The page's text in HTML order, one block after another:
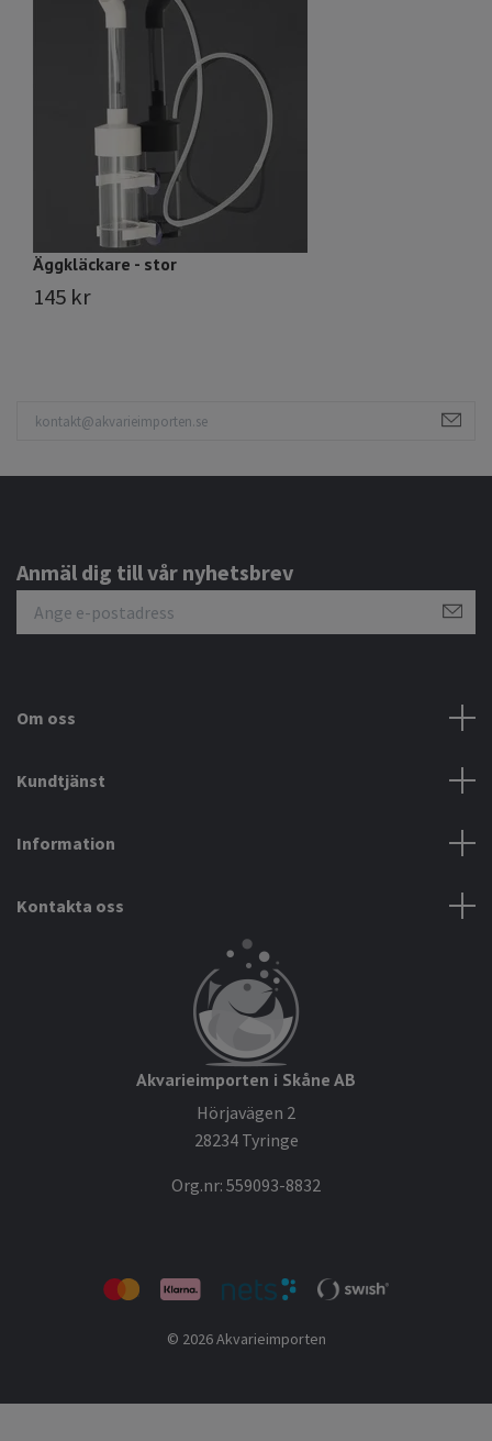
Äggkläckare - stor
145 kr
Anmäl dig till vår nyhetsbrev
Om oss
Kundtjänst
Information
Kontakta oss
Akvarieimporten i Skåne AB
Hörjavägen 2
28234 Tyringe
Org.nr: 559093-8832
© 2026 Akvarieimporten